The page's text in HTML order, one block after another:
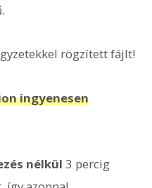
rögzített fájlt!
ingyenesen
nélkül 3 percig